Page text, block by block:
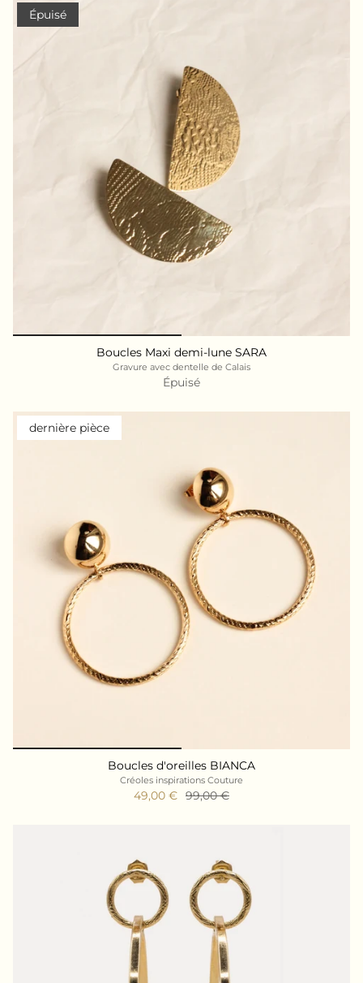
Épuisé
Boucles Maxi demi-lune SARA
Gravure avec dentelle de Calais
Épuisé
dernière pièce
Boucles d'oreilles BIANCA
Créoles inspirations Couture
49,00 € 99,00 €